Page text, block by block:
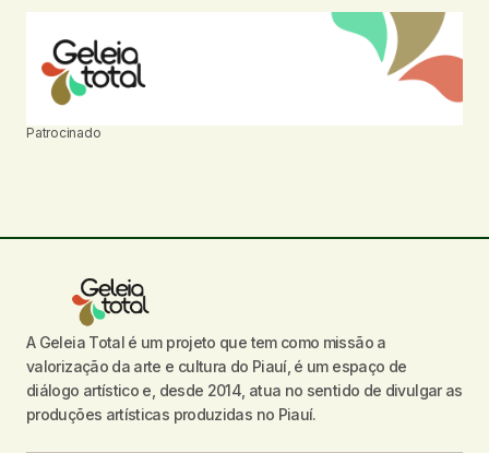
Patrocinado
A Geleia Total é um projeto que tem como missão a
valorização da arte e cultura do Piauí, é um espaço de
diálogo artístico e, desde 2014, atua no sentido de divulgar as
produções artísticas produzidas no Piauí.